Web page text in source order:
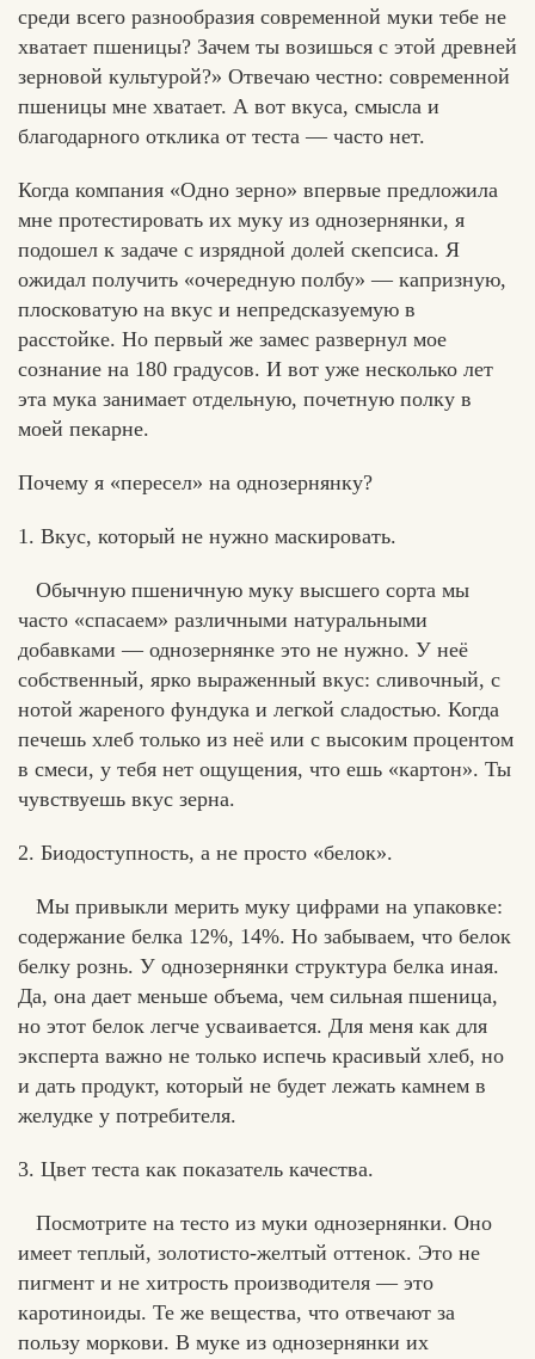
среди всего разнообразия современной муки тебе не
хватает пшеницы? Зачем ты возишься с этой древней
зерновой культурой?» Отвечаю честно: современной
пшеницы мне хватает. А вот вкуса, смысла и
благодарного отклика от теста — часто нет.
Когда компания «Одно зерно» впервые предложила
мне протестировать их муку из однозернянки, я
подошел к задаче с изрядной долей скепсиса. Я
ожидал получить «очередную полбу» — капризную,
плосковатую на вкус и непредсказуемую в
расстойке. Но первый же замес развернул мое
сознание на 180 градусов. И вот уже несколько лет
эта мука занимает отдельную, почетную полку в
моей пекарне.
Почему я «пересел» на однозернянку?
1. Вкус, который не нужно маскировать.
Обычную пшеничную муку высшего сорта мы
часто «спасаем» различными натуральными
добавками — однозернянке это не нужно. У неё
собственный, ярко выраженный вкус: сливочный, с
нотой жареного фундука и легкой сладостью. Когда
печешь хлеб только из неё или с высоким процентом
в смеси, у тебя нет ощущения, что ешь «картон». Ты
чувствуешь вкус зерна.
2. Биодоступность, а не просто «белок».
Мы привыкли мерить муку цифрами на упаковке:
содержание белка 12%, 14%. Но забываем, что белок
белку рознь. У однозернянки структура белка иная.
Да, она дает меньше объема, чем сильная пшеница,
но этот белок легче усваивается. Для меня как для
эксперта важно не только испечь красивый хлеб, но
и дать продукт, который не будет лежать камнем в
желудке у потребителя.
3. Цвет теста как показатель качества.
Посмотрите на тесто из муки однозернянки. Оно
имеет теплый, золотисто-желтый оттенок. Это не
пигмент и не хитрость производителя — это
каротиноиды. Те же вещества, что отвечают за
пользу моркови. В муке из однозернянки их